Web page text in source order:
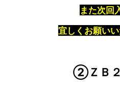
また次回
宜しくお願いい
②ＺＢ２